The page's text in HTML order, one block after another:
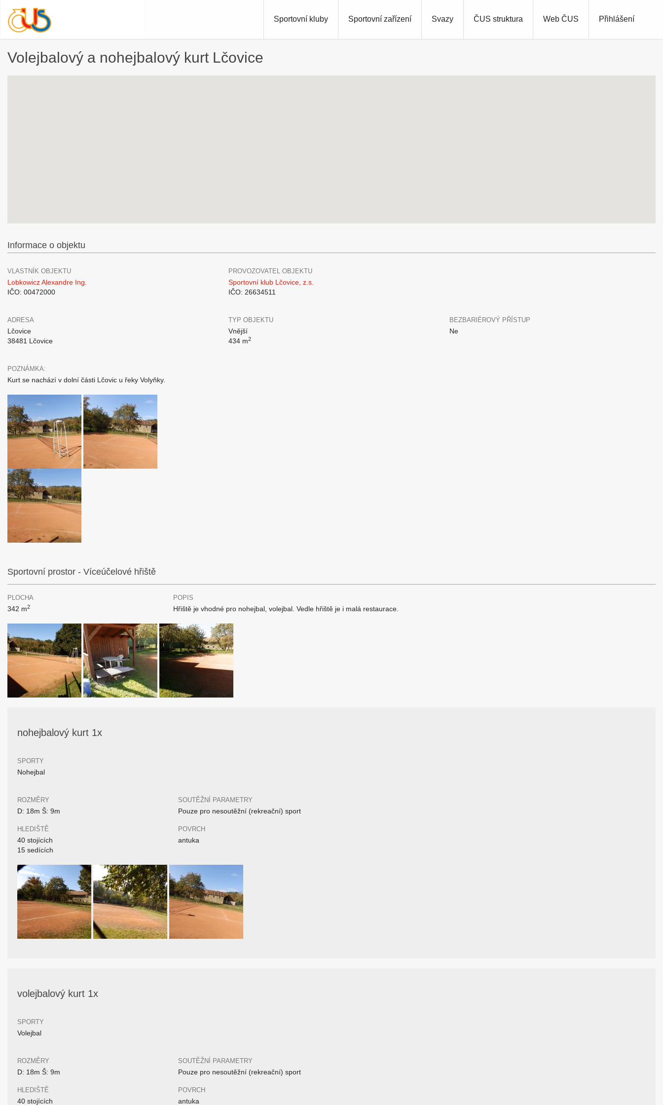
Přihlášení
Sportovní kluby Sportovní zařízení Svazy ČUS struktura Web ČUS
Volejbalový a nohejbalový kurt Lčovice
Informace o objektu
VLASTNÍK OBJEKTU
Lobkowicz Alexandre Ing.
IČO: 00472000
PROVOZOVATEL OBJEKTU
Sportovní klub Lčovice, z.s.
IČO: 26634511
ADRESA
Lčovice
38481 Lčovice
TYP OBJEKTU
Vnější
434 m2
BEZBARIÉROVÝ PŘÍSTUP
Ne
POZNÁMKA:
Kurt se nachází v dolní části Lčovic u řeky Volyňky.
Sportovní prostor - Víceúčelové hřiště
PLOCHA
342 m2
POPIS
Hřiště je vhodné pro nohejbal, volejbal. Vedle hřiště je i malá restaurace.
nohejbalový kurt 1x
SPORTY
Nohejbal
ROZMĚRY
D: 18m Š: 9m
HLEDIŠTĚ
40 stojících
15 sedících
SOUTĚŽNÍ PARAMETRY
Pouze pro nesoutěžní (rekreační) sport
POVRCH
antuka
volejbalový kurt 1x
SPORTY
Volejbal
ROZMĚRY
D: 18m Š: 9m
HLEDIŠTĚ
40 stojících
SOUTĚŽNÍ PARAMETRY
Pouze pro nesoutěžní (rekreační) sport
POVRCH
antuka